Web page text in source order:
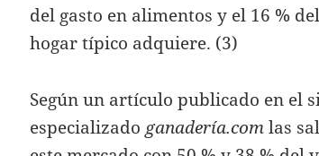
del gasto en alimentos y el 16 %
hogar típico adquiere. (3)
Según un artículo publicado en el
especializado ganadería.comlas